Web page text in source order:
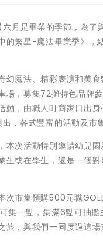
是畢業的季節，為了
的繁星-魔法畢業季》
幻魔法、精彩表演和美
場，募集72攤特色品牌
動，由職人町商家日出
，各式豐富的活動及市
本次活動特別邀請幼兒
或在學生，還是一個
次市集預購500元職
集一點，集滿6點可抽
旅，與我們一同度過這